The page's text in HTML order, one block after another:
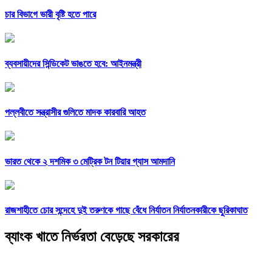
চার বিভাগে ভারী বৃষ্টি হতে পারে
ব্যবসায়ীদের সিন্ডিকেট ভাঙতে হবে: আইনমন্ত্রী
পল্লবীতে সন্ত্রাসীর গুলিতে মাদক কারবারি আহত
ভারত থেকে ২ দশমিক ৩ মেট্রিক টন টিয়ার গ্যাস আমদানি
রাজশাহীতে চোর সন্দেহে দুই তরুণকে গাছে বেঁধে নির্যাতন নির্যাতনকারীকে ছুরিকাঘাত
ব্যাংক খাতে নির্ভরতা বেড়েছে সরকারের